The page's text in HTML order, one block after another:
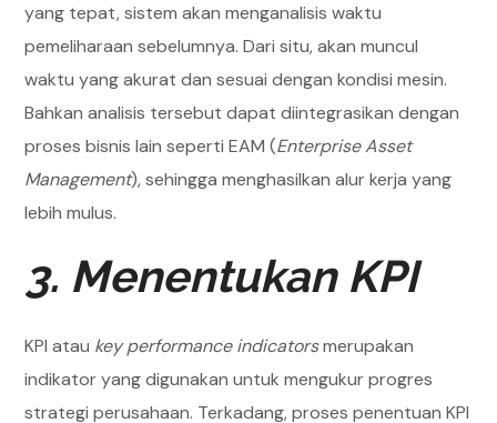
yang tepat, sistem akan menganalisis waktu
pemeliharaan sebelumnya. Dari situ, akan muncul
waktu yang akurat dan sesuai dengan kondisi mesin.
Bahkan analisis tersebut dapat diintegrasikan dengan
proses bisnis lain seperti EAM (Enterprise Asset
Management), sehingga menghasilkan alur kerja yang
lebih mulus.
3. Menentukan KPI
KPI atau key performance indicatorsmerupakan
indikator yang digunakan untuk mengukur progres
strategi perusahaan. Terkadang, proses penentuan KPI